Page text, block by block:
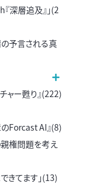
深層追及』」(2
予言される真
ャー甦り』(222)
Forcast AI』(8)
権問題を考え
きてます」(13)